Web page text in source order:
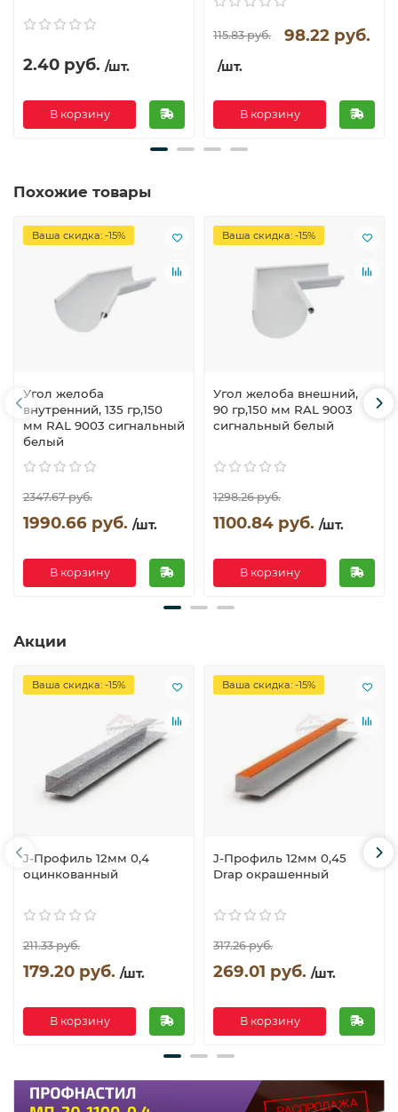
2.40 руб. /шт.
В корзину
115.83 руб. 98.22 руб.
/шт.
В корзину
Похожие товары
Ваша скидка: -15%
Угол желоба
внутренний, 135 гр,150
мм RAL 9003 сигнальный
белый
2347.67 руб.
1990.66 руб. /шт.
В корзину
Ваша скидка: -15%
Угол желоба внешний,
90 гр,150 мм RAL 9003
сигнальный белый
1298.26 руб.
1100.84 руб. /шт.
В корзину
Акции
Ваша скидка: -15%
J-Профиль 12мм 0,4
оцинкованный
211.33 руб.
179.20 руб. /шт.
В корзину
Ваша скидка: -15%
J-Профиль 12мм 0,45
Drap окрашенный
317.26 руб.
269.01 руб. /шт.
В корзину